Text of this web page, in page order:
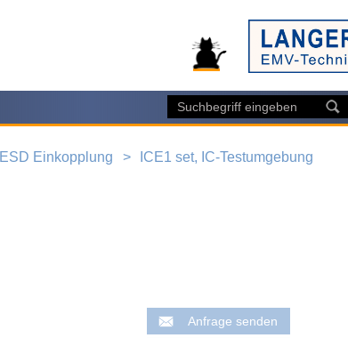
ESD Einkopplung
ICE1 set, IC-Testumgebung
Anfrage senden